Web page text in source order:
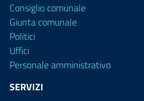
Consiglio comunale
Giunta comunale
Politici
Uffici
Personale amministrativo
SERVIZI